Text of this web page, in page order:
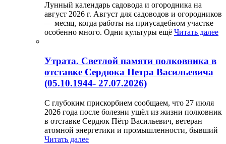
Лунный календарь садовода и огородника на
август 2026 г. Август для садоводов и огородников
— месяц, когда работы на приусадебном участке
особенно много. Одни культуры ещё Читать далее
Утрата. Светлой памяти полковника в
отставке Сердюка Петра Васильевича
(05.10.1944- 27.07.2026)
С глубоким прискорбием сообщаем, что 27 июля
2026 года после болезни ушёл из жизни полковник
в отставке Сердюк Пётр Васильевич, ветеран
атомной энергетики и промышленности, бывший
Читать далее